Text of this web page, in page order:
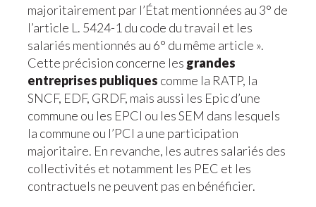
majoritairement par l’État mentionnées au 3° de
l’article L. 5424-1 du code du travail et les
salariés mentionnés au 6° du même article ».
Cette précision concerne les grandes
entreprises publiques comme la RATP, la
SNCF, EDF, GRDF, mais aussi les Epic d’une
commune ou les EPCI ou les SEM dans lesquels
la commune ou l’PCI a une participation
majoritaire. En revanche, les autres salariés des
collectivités et notamment les PEC et les
contractuels ne peuvent pas en bénéficier.